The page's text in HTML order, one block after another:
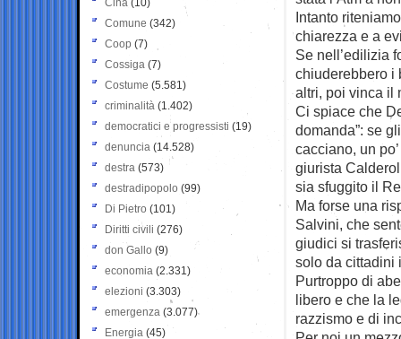
Intanto
chiarezza e a
Se nell’edilizia
chiuderebbero i
altri, poi vinca il
Ci spiace che
domanda”: se
cacciano, un
giurista
sia sfuggito il
Ma forse una
Salvini, che
giudici si
solo da cittadini
Purtroppo di
libero e che la
razzismo e di
Cina (10)
Comune (342)
Coop (7)
Cossiga (7)
Costume (5.581)
criminalità (1.402)
democratici e progressisti (19)
denuncia (14.528)
destra (573)
destradipopolo (99)
Di Pietro (101)
Diritti civili (276)
don Gallo (9)
economia (2.331)
elezioni (3.303)
emergenza (3.077)
Energia (45)